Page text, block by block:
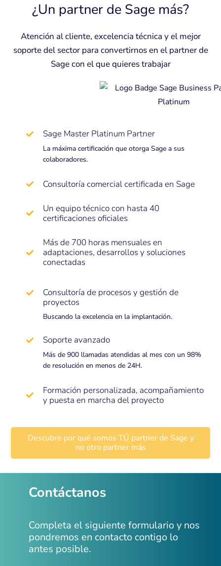
¿Un partner de Sage más?
Atención al cliente, excelencia técnica y el mejor
soporte del sector para convertirnos en el partner de
Sage con el que quieres trabajar
Sage Master Platinum Partner
La máxima certificación que otorga Sage a sus
colaboradores.
Consultoría comercial certificada en Sage
Un equipo técnico con hasta 40
certificaciones oficiales
Más de 700 horas mensuales en
adaptaciones, desarrollos y soluciones
conectadas
Consultoría de procesos y gestión de
proyectos
Buscando la excelencia en la implantación.
Soporte avanzado
Más de 900 llamadas atendidas al mes con un 98%
de resolución en menos de 24H.
Formación personalizada, acompañamiento
y puesta en marcha del proyecto
Descubre por qué somos TÚ partner de Sage y
no otro partner más
Contáctanos
Completa el siguiente formulario y nos
pondremos en contacto contigo lo
antes posible.